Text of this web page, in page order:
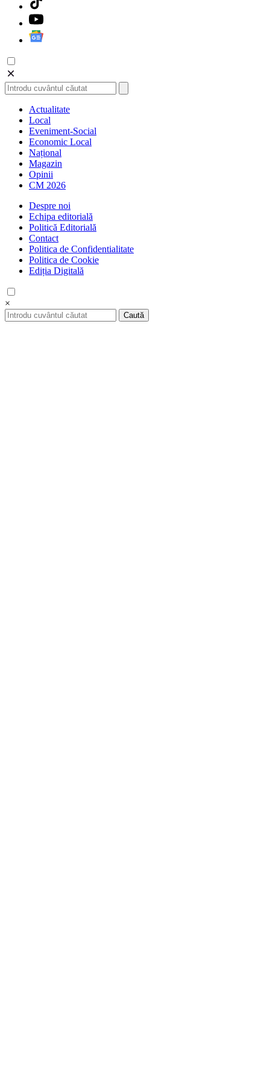
Actualitate
Local
Eveniment-Social
Economic Local
Național
Magazin
Opinii
CM 2026
Despre noi
Echipa editorială
Politică Editorială
Contact
Politica de Confidentialitate
Politica de Cookie
Ediția Digitală
×
Caută